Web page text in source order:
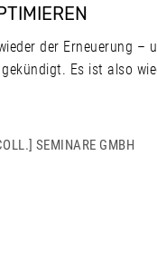
der Erneuerung
Es ist also
SEMINARE GMBH